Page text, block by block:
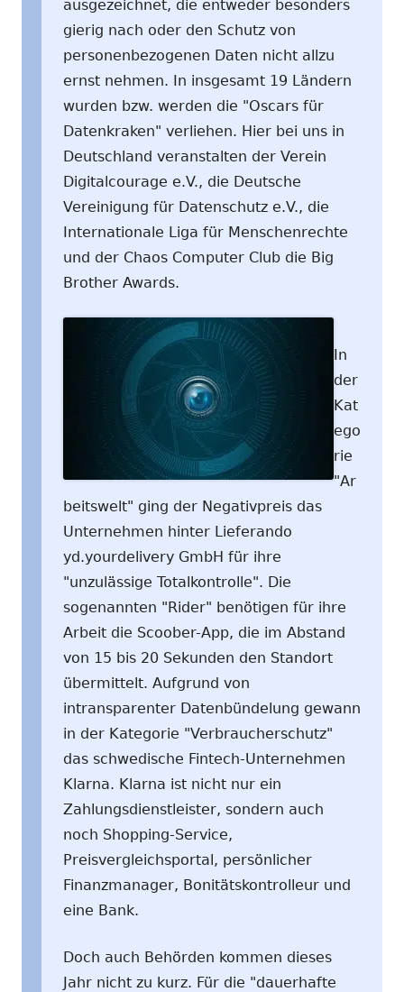
ausgezeichnet, die entweder besonders
gierig nach oder den Schutz von
personenbezogenen Daten nicht allzu
ernst nehmen. In insgesamt 19 Ländern
wurden bzw. werden die "Oscars für
Datenkraken" verliehen. Hier bei uns in
Deutschland veranstalten der Verein
Digitalcourage e.V., die Deutsche
Vereinigung für Datenschutz e.V., die
Internationale Liga für Menschenrechte
und der Chaos Computer Club die Big
Brother Awards.
In
der
Kat
ego
rie
"Ar
beitswelt" ging der Negativpreis das
Unternehmen hinter Lieferando
yd.yourdelivery GmbH für ihre
"unzulässige Totalkontrolle". Die
sogenannten "Rider" benötigen für ihre
Arbeit die Scoober-App, die im Abstand
von 15 bis 20 Sekunden den Standort
übermittelt. Aufgrund von
intransparenter Datenbündelung gewann
in der Kategorie "Verbraucherschutz"
das schwedische Fintech-Unternehmen
Klarna. Klarna ist nicht nur ein
Zahlungsdienstleister, sondern auch
noch Shopping-Service,
Preisvergleichsportal, persönlicher
Finanzmanager, Bonitätskontrolleur und
eine Bank.
Doch auch Behörden kommen dieses
Jahr nicht zu kurz. Für die "dauerhafte